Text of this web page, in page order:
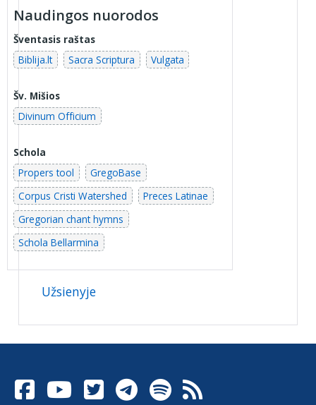
Naudingos nuorodos
Šventasis raštas
Biblija.lt
Sacra Scriptura Vulgata
Šv. Mišios
Divinum Officium
Schola
Propers tool
GregoBase
Corpus Cristi Watershed
Preces Latinae
Gregorian chant hymns
Schola Bellarmina
Užsienyje